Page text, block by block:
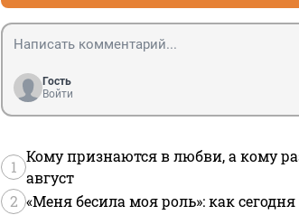
Гость
Войти
1
Кому признаются в любви, а кому
август
2 «Меня бесила моя роль»: как